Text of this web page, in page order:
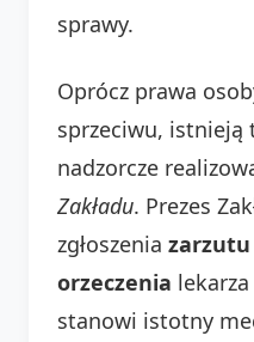
sprawy.
Oprócz prawa
sprzeciwu, istnieją
nadzorcze
Zakładu. Prezes
zgłoszenia zarzutu
orzeczenia
stanowi istotny